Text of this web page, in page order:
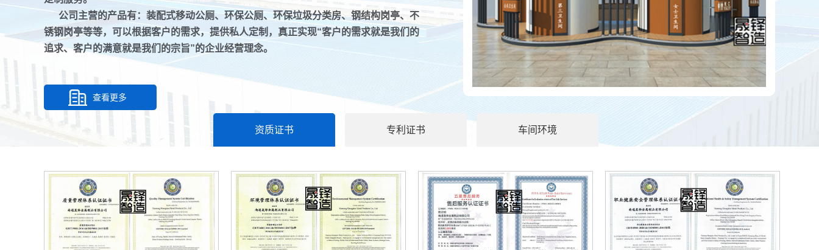
公司主营的产品有：装配式移动公厕、环保公厕、环保垃圾分类房、钢结构岗亭、不
锈钢岗亭等等，可以根据客户的需求，提供私人定制，真正实现“客户的需求就是我们的
追求、客户的满意就是我们的宗旨”的企业经营理念。
查看更多
资质证书 专利证书 车间环境
移动厕所的排泄物会自动消失吗？
如今移动厕所应用越来越广泛了，尤其是旅游景点居多。那么移动厕所上的
排泄...
智能垃圾分类房的优点有哪些？
智能垃圾分类房是指分布在社区内的垃圾分类站：环保垃圾分类屋占地约10
影响垃圾房价格的主要因素有哪些？
有人觉得是垃圾房厂家想要多赚钱，作为厂家的晟铎智造往往会耐心的解
释，由于...
常见的垃圾房多少钱一个平方？